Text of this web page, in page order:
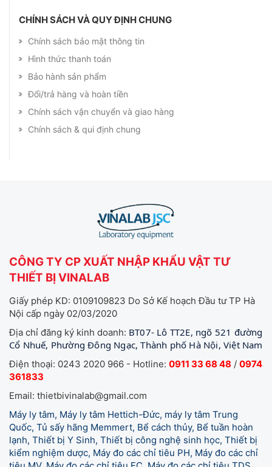
CHÍNH SÁCH VÀ QUY ĐỊNH CHUNG
Chính sách bảo mật thông tin
Hình thức thanh toán
Bảo hành sản phẩm
Đổi/trả hàng và hoàn tiền
Chính sách vận chuyển và giao hàng
Chính sách & qui định chung
CÔNG TY CP XUẤT NHẬP KHẨU VẬT TƯ
THIẾT BỊ VINALAB
Giấy phép KD: 0109109823 Do Sở Kế hoạch Đầu tư TP Hà
Nội cấp ngày 02/03/2020
Địa chỉ đăng ký kinh doanh: BT07- Lô TT2E, ngõ 521 đường
Cổ Nhuế, Phường Đông Ngạc, Thành phố Hà Nội, Việt Nam
Điện thoại: 0243 2020 966 - Hotline: 0911 33 68 48 / 0974
361833
Email: thietbivinalab@gmail.com
Máy ly tâm, Máy ly tâm Hettich-Đức, máy ly tâm Trung
Quốc, Tủ sấy hãng Memmert, Bể cách thủy, Bể tuần hoàn
lạnh, Thiết bị Y Sinh, Thiết bị công nghệ sinh học, Thiết bị
kiểm nghiệm dược, Máy đo các chỉ tiêu PH, Máy đo các chỉ